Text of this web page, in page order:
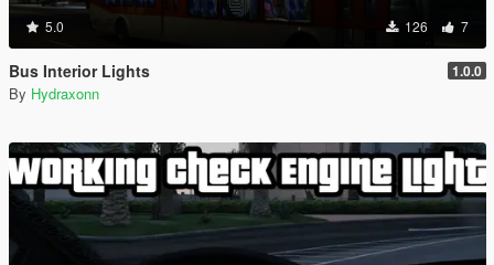
5.0 126 7
Bus Interior Lights 1.0.0
By Hydraxonn